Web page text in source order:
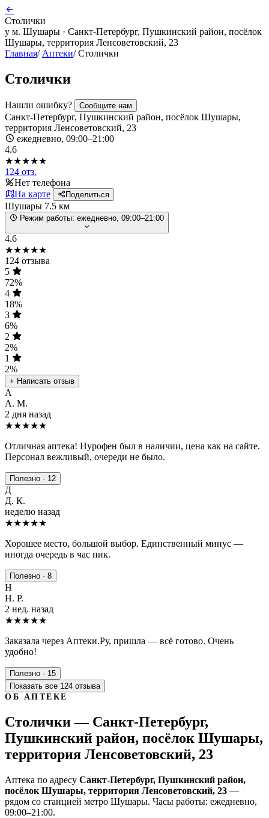
Столички
у м. Шушары · Санкт-Петербург, Пушкинский район, посёлок
Шушары, территория Ленсоветовский, 23
Главная/ Аптеки/ Столички
Столички
Нашли ошибку? Сообщите нам
Санкт-Петербург, Пушкинский район, посёлок Шушары,
территория Ленсоветовский, 23
ежедневно, 09:00–21:00
4.6
★★★★★
124 отз.
Нет телефона
На карте
Поделиться
Шушары 7.5 км
Режим работы: ежедневно, 09:00–21:00
4.6
★★★★★
124 отзыва
5
72%
4
18%
3
6%
2
2%
1
2%
+ Написать отзыв
А
А. М.
2 дня назад
★★★★★
Отличная аптека! Нурофен был в наличии, цена как на сайте.
Персонал вежливый, очереди не было.
Полезно · 12
Д
Д. К.
неделю назад
★★★★★
Хорошее место, большой выбор. Единственный минус —
иногда очередь в час пик.
Полезно · 8
Н
Н. Р.
2 нед. назад
★★★★★
Заказала через Аптеки.Ру, пришла — всё готово. Очень
удобно!
Полезно · 15
Показать все 124 отзыва
ОБ АПТЕКЕ
Столички — Санкт-Петербург,
Пушкинский район, посёлок Шушары,
территория Ленсоветовский, 23
Аптека по адресу Санкт-Петербург, Пушкинский район,
посёлок Шушары, территория Ленсоветовский, 23 —
рядом со станцией метро Шушары. Часы работы: ежедневно,
09:00–21:00.